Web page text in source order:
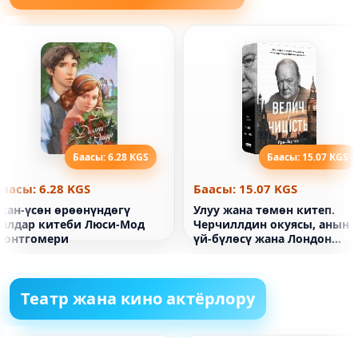
Баасы: 6.28 KGS
6.28 KGS
үсөн өрөөнүндөгү
китеби Люси-Мод
Баасы: 15.07 KGS
Баасы: 15.07 KGS
Улуу жана төмөн китеп.
Черчиллдин окуясы, анын
үй-бүлөсү жана Лондон
Театр жана кино актёрлору